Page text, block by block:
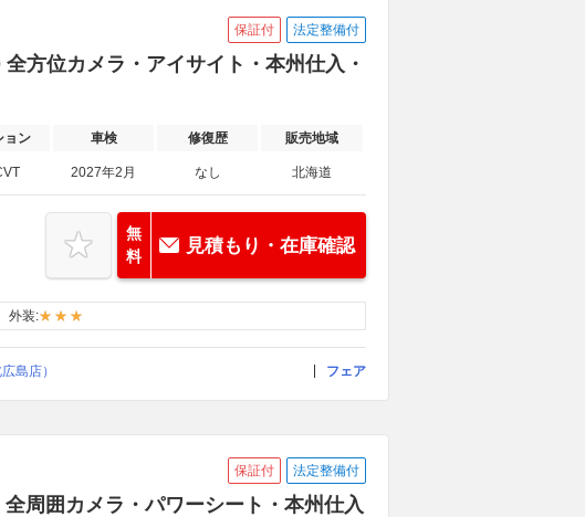
保証付 法定整備付
方位カメラ・アイサイト・本州仕入・
ョン 車検 修復歴 販売地域
2027年2月 なし 北海道
無
料
見積もり・在庫確認
外装:
島店） フェア
保証付 法定整備付
周囲カメラ・パワーシート・本州仕入